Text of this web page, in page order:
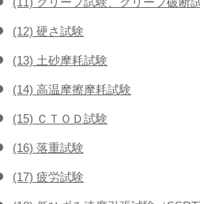
(12) 硬さ試験
(13) 土砂摩耗試験
(14) 高温摩擦摩耗試験
(15) ＣＴＯＤ試験
(16) 落重試験
(17) 疲労試験